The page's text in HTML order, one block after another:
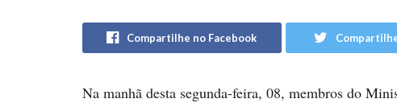
Compartilhe no Facebook
Na manhã desta segunda-feira, 08, membros do